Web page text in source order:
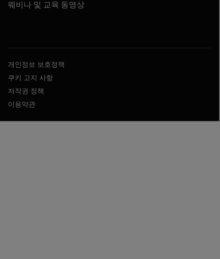
웨비나 및 교육 동영상
개인정보 보호정책
쿠키 고지 사항
저작권 정책
이용약관